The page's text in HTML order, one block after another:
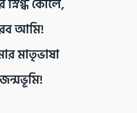
স্নিগ্ধ কোলে,
আমি!
মাতৃভাষা